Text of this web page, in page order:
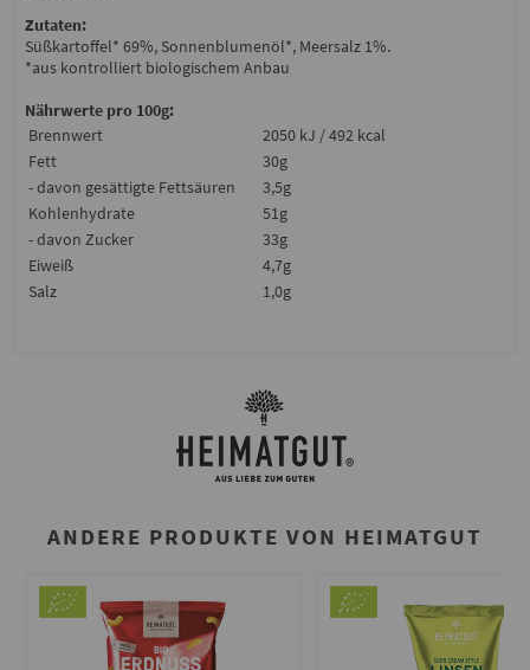
Zutaten:
Süßkartoffel* 69%, Sonnenblumenöl*, Meersalz 1%.
*aus kontrolliert biologischem Anbau
Nährwerte pro 100g:
Brennwert
2050 kJ / 492 kcal
Fett
30g
- davon gesättigte Fettsäuren
3,5g
Kohlenhydrate
51g
- davon Zucker
33g
Eiweiß
4,7g
Salz
1,0g
ANDERE PRODUKTE VON HEIMATGUT